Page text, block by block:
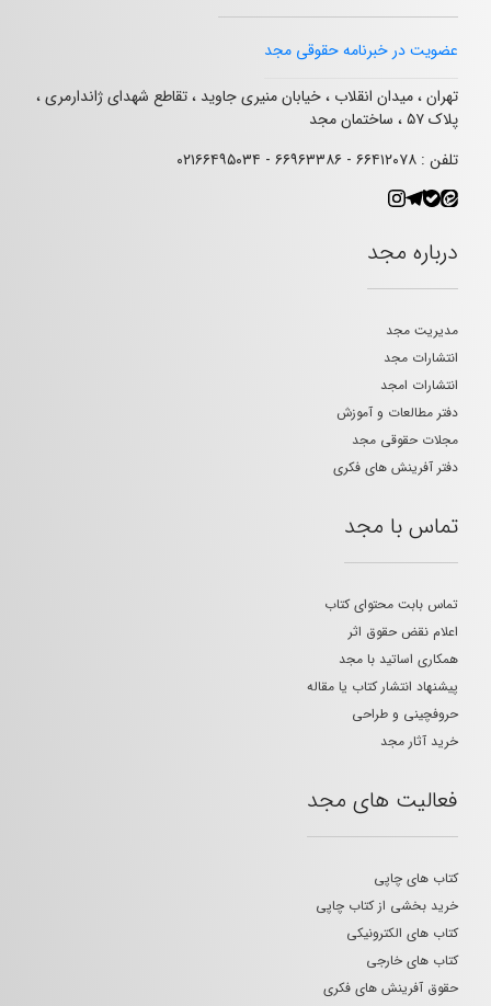
عضویت در خبرنامه حقوقی مجد
تهران ، میدان انقلاب ، خیابان منیری جاوید ، تقاطع شهدای ژاندارمری ،
پلاک ۵۷ ، ساختمان مجد
تلفن : ۶۶۴۱۲۰۷۸ - ۶۶۹۶۳۳۸۶ - ۰۲۱۶۶۴۹۵۰۳۴
درباره مجد
مدیریت مجد
انتشارات مجد
انتشارات امجد
دفتر مطالعات و آموزش
مجلات حقوقی مجد
دفتر آفرینش های فکری
تماس با مجد
تماس بابت محتوای کتاب
اعلام نقض حقوق اثر
همکاری اساتید با مجد
پیشنهاد انتشار کتاب یا مقاله
حروفچینی و طراحی
خرید آثار مجد
فعالیت های مجد
کتاب های چاپی
خرید بخشی از کتاب چاپی
کتاب های الکترونیکی
کتاب های خارجی
حقوق آفرینش های فکری